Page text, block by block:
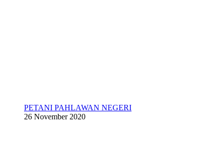
PETANI PAHLAWAN NEGERI
26 November 2020